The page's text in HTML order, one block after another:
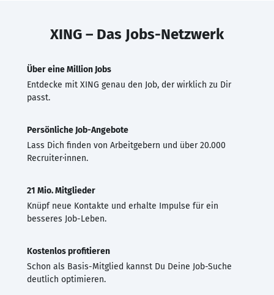
XING – Das Jobs-Netzwerk
Über eine Million Jobs
Entdecke mit XING genau den Job, der wirklich zu Dir
passt.
Persönliche Job-Angebote
Lass Dich finden von Arbeitgebern und über 20.000
Recruiter·innen.
21 Mio. Mitglieder
Knüpf neue Kontakte und erhalte Impulse für ein
besseres Job-Leben.
Kostenlos profitieren
Schon als Basis-Mitglied kannst Du Deine Job-Suche
deutlich optimieren.